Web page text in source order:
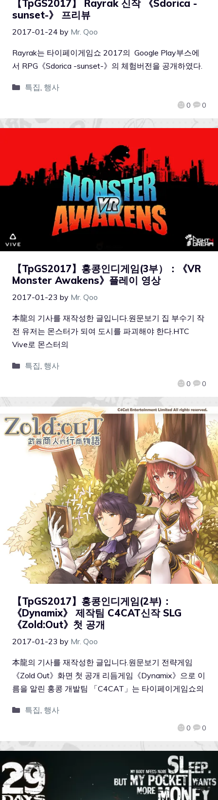
【TpGS2017】 Rayrak 신작 《Sdorica -
sunset-》 프리뷰
2017-01-24 by Mr. Qoo
0 0
Rayrak는 타이페이게임쇼 2017의 Google Play부스에
서 RPG《Sdorica -sunset-》의 체험버전을 공개하였다.
특집, 행사
【TpGS2017】홍콩인디게임(3부）：《VR
Monster Awakens》플레이 영상
2017-01-23 by Mr. Qoo
0 0
本龍의 기사를 재작성한 글입니다.원문보기 집 부수기 작
전 유저는 몬스터가 되여 도시를 파괴해야 한다.HTC
Vive로 몬스터의
특집, 행사
【TpGS2017】홍콩인디게임(2부)：
《Dynamix》 제작팀 C4CAT신작 SLG
《Zold:Out》첫 공개
2017-01-23 by Mr. Qoo
0 0
本龍의 기사를 재작성한 글입니다.원문보기 전략게임
《Zold Out》화면 첫 공개 리듬게임《Dynamix》으로 이
름을 알린 홍콩 개발팀 「C4CAT」는 타이페이게임쇼의
특집, 행사